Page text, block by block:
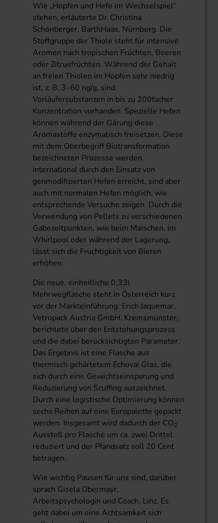
Wie „Hopfen und Hefe im Wechselspiel“
stehen, erläuterte Dr. Christina
Schönberger, BarthHaas, Nürnberg. Die
Stoffgruppe der Thiole steht für intensive
Aromen nach tropischen Früchten, Beeren
oder Zitrusfrüchten. Während der Gehalt
an freien Thiolen im Hopfen sehr niedrig
ist, z. B. 3–60 ng/g, sind
Vorläufersubstanzen in bis zu 200facher
Konzentration vorhanden. Spezielle Hefen
können während der Gärung diese
Aromastoffe enzymatisch freisetzen. Diese
mit dem Oberbegriff Biotransformation
bezeichneten Prozesse werden
international durch den Einsatz von
genmodifizierten Hefen erreicht, sind aber
auch mit normalen Hefen möglich, wie
entsprechende Versuche zeigen. Durch die
Verwendung von Pellets zu verschiedenen
Gabezeitpunkten, wie beim Maischen, im
Whirlpool oder während der Lagerung,
lässt sich die Fruchtigkeit von Bieren
erhöhen.
Die neue, einheitliche 0,33l
Mehrwegflasche steht in Österreich kurz
vor der Markteinführung. Erich Jaquemar,
Vetropack Austria GmbH, Kremsmünster,
berichtete über den Entstehungsprozess
und die dabei berücksichtigten Parameter.
Das Ergebnis ist eine Flasche aus
thermisch gehärtetem Echovai Glas, die
sich durch eine Gewichtseinsparung und
Reduzierung von Scuffing auszeichnet.
Durch eine logistische Optimierung können
sechs Reihen auf eine Europalette gepackt
werden. Insgesamt wird dadurch der CO2
Ausstoß pro Flasche um ca. zwei Drittel
reduziert und der Pfandsatz soll 20 Cent
betragen.
Wie wichtig Pausen für uns sind, darüber
sprach Gisela Obermayr,
Arbeitspsychologin und Coach, Linz. Es
geht dabei um eine Achtsamkeit sich